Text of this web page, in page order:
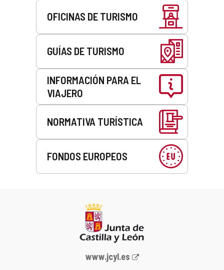
OFICINAS DE TURISMO
GUÍAS DE TURISMO
INFORMACIÓN PARA EL
VIAJERO
NORMATIVA TURÍSTICA
FONDOS EUROPEOS
Portal
www.jcyl.es